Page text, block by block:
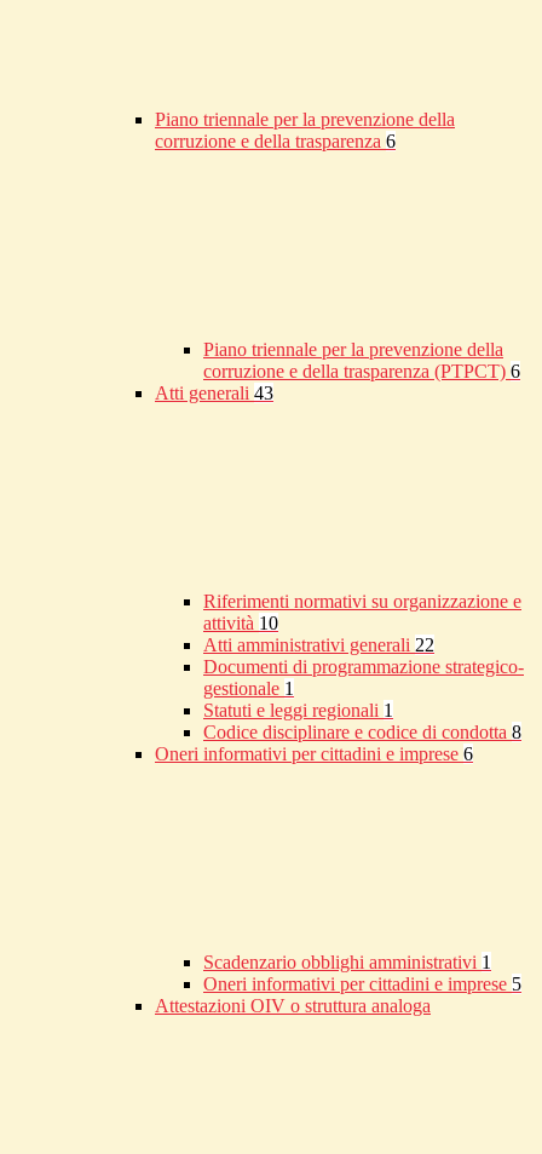
Piano triennale per la prevenzione della
corruzione e della trasparenza 6
Piano triennale per la prevenzione della
corruzione e della trasparenza (PTPCT) 6
Atti generali 43
Riferimenti normativi su organizzazione e
attività 10
Atti amministrativi generali 22
Documenti di programmazione strategico-
gestionale 1
Statuti e leggi regionali 1
Codice disciplinare e codice di condotta 8
Oneri informativi per cittadini e imprese 6
Scadenzario obblighi amministrativi 1
Oneri informativi per cittadini e imprese 5
Attestazioni OIV o struttura analoga